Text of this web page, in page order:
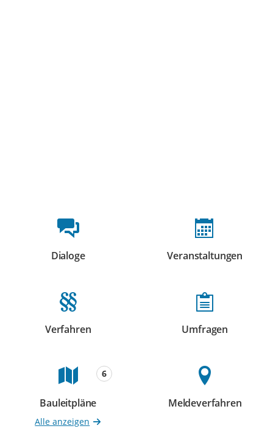
Beteiligungsformate
Dialoge Veranstaltungen
Verfahren Umfragen
Bauleitpläne
6
Beteiligungen
Alle anzeigen
Meldeverfahren